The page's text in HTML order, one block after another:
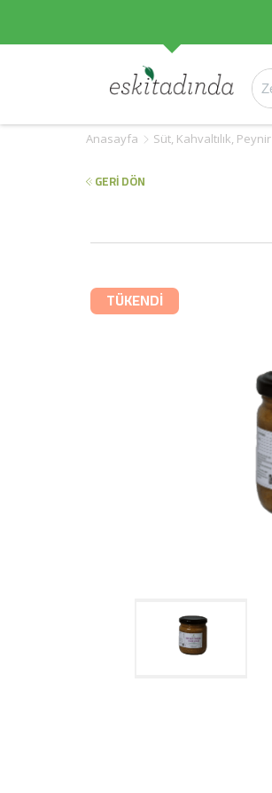
Anasayfa Süt, Kahvaltılık, Peynir
GERİ DÖN
TÜKENDİ